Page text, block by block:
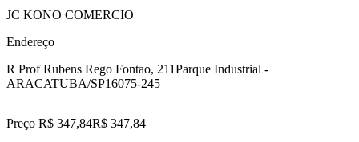
JC KONO COMERCIO
Endereço
R Prof Rubens Rego Fontao, 211Parque Industrial -
ARACATUBA/SP16075-245
Preço R$ 347,84R$ 347,84